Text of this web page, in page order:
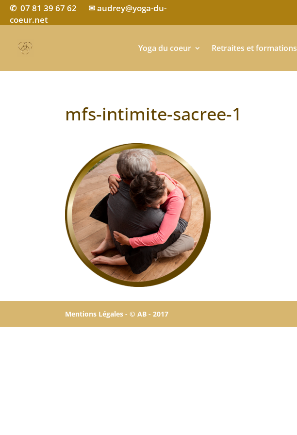
✆ 07 81 39 67 62 ✉ audrey@yoga-du-
coeur.net
Yoga du coeur Retraites et formations
mfs-intimite-sacree-1
Mentions Légales -© AB - 2017